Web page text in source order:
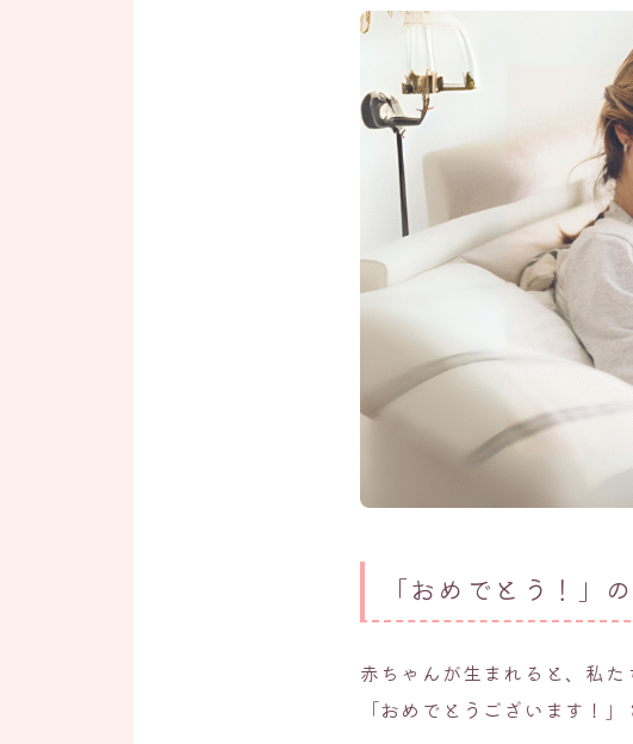
「おめでとう！」
赤ちゃんが生まれると、私
「おめでとうございます！